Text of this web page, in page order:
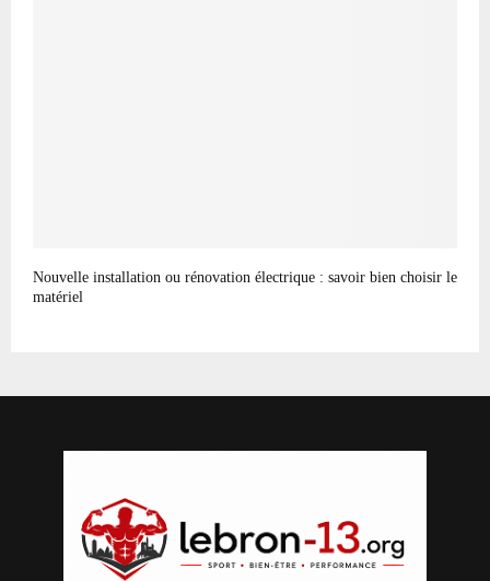
Nouvelle installation ou rénovation électrique : savoir bien choisir le
matériel